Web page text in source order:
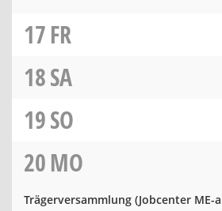
17FR
18SA
19SO
20MO
Trägerversammlung (Jobcenter ME-